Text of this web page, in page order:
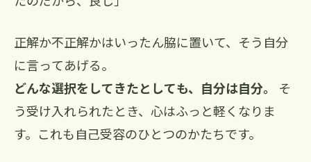
正解か不正解かはいったん脇に置いて、そう自分
に言ってあげる。
どんな選択をしてきたとしても、自分は自分。
そ
う受け入れられたとき、心はふっと軽くなりま
す。これも自己受容のひとつのかたちです。